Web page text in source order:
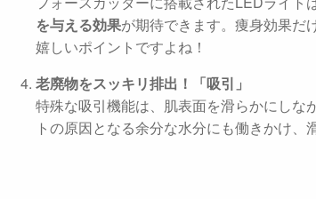
を与える効果が期待できます。痩身効果だ
嬉しいポイントですよね！
老廃物をスッキリ排出！「吸引」
特殊な吸引機能は、肌表面を滑らかにしな
トの原因となる余分な水分にも働きかけ、